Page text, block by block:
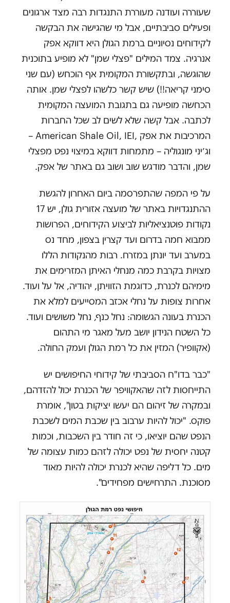
שעוררה ועודנה מעוררת התנגדות רבה מצד ארגונים
ופעילים סביבתיים, אבל מי שהגישה את הבקשה
לקידוחים נסיוניים ברמת הגולן היא דווקא אפק
אנרגיה. צמד המילים "פצלי שמן" לא מופיע בתוכנית
שהוגשה, ובתקשורת המקומית אף הוכחש (עם שני
סימני קריאה!!) שיש קשר כלשהו לפצלי שמן. אותה
הכחשה מופיעה גם בתגובת המועצה המקומית
לכתבה. אבל קשה שלא לשים לב שכל החברות
המרכיבות את אפק – American Shale Oil, IEI,
וג׳יני מונגוליה – מתמחות דווקא במיצוי נפט מפצלי
שמן, והדבר מודגש שוב ושוב גם באתר של אפק.
על פי המפה שהתפרסמה ביום האחרון להגשת
ההתנגדויות באתר של מועצה אזורית גולן, יש 17
נקודות פוטנציאליות לביצוע הקידוחים, הפרושות
ממבוא חמה בדרום ועד קצרין בצפון, מחד נס
במערב ועד יונתן במזרח. רבות מהנקודות הללו
מצויות בקרבת כמה מנחלי האיתן המזרימים את
מימיהם לכנרת, כדוגמת הזוויתן, יהודיה, אל על ועוד.
אחרות צופות על נחלי אכזב המסייעים למלא את
הכנרת בעונה הגשומה: נחל כנף, נחל משושים ועוד.
כל השטח הנידון יושב מעל מאגר מי התהום
(אקוופיר) המזין את כל רמת הגולן ועמק החולה.
"כבר בדו"ח הסביבתי של קידוחי החיפושים יש
התייחסות לזה שהאקוויפר של הכנרת יכול להזדהם,
ובמקרה של זיהום הם יעשו יציקות בטון", אומרת
פוקס. "יכול להיות ערבוב בין שכבת המים לשכבת
הנפט שהם יוציאו, כי זה חודר בין השכבות, וכמות
קטנה יחסית של נפט יכולה לזהם כמות עצומה של
מים. כל דליפה שהיא לכנרת יכולה להיות מאוד
מסוכנת. התרחישים מפחידים".